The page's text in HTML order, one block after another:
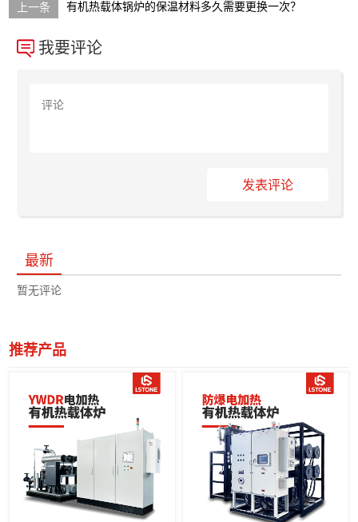
有机热载体锅炉的保温材料多久需要更换一次？
我要评论
发表评论
最新
暂无评论
推荐产品